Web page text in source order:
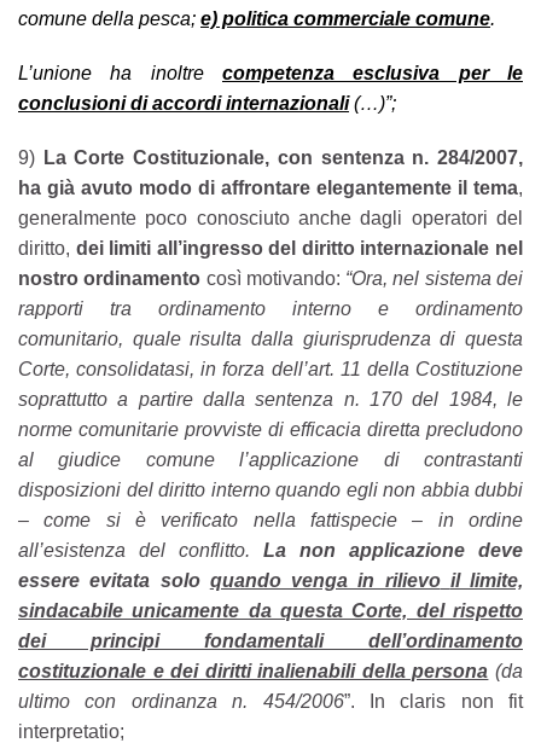
comune della pesca; e) politica commerciale comune.
L’unione ha inoltre competenza esclusiva per le
conclusioni di accordi internazionali(…)”;
9) La Corte Costituzionale, con sentenza n. 284/2007,
ha già avuto modo di affrontare elegantemente il tema,
generalmente poco conosciuto anche dagli operatori del
diritto, dei limiti all’ingresso del diritto internazionale nel
nostro ordinamento così motivando: “Ora, nel sistema dei
rapporti tra ordinamento interno e ordinamento
comunitario, quale risulta dalla giurisprudenza di questa
Corte, consolidatasi, in forza dell’art. 11 della Costituzione
soprattutto a partire dalla sentenza n. 170 del 1984, le
norme comunitarie provviste di efficacia diretta precludono
al giudice comune l’applicazione di contrastanti
disposizioni del diritto interno quando egli non abbia dubbi
– come si è verificato nella fattispecie – in ordine
all’esistenza del conflitto. La non applicazione deve
essere evitata solo quando venga in rilievo il limite,
sindacabile unicamente da questa Corte, del rispetto
dei principi fondamentali dell’ordinamento
costituzionale e dei diritti inalienabili della persona (da
ultimo con ordinanza n. 454/2006”. In claris non fit
interpretatio;